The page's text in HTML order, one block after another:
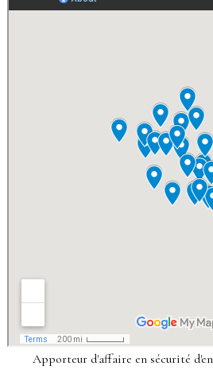
Apporteur d'affaire en sécurité